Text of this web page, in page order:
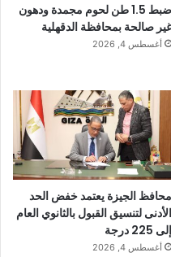
ضبط 1.5 طن لحوم مجمدة ودهون
غير صالحة بمحافظة الدقهلية
أغسطس 4, 2026
محافظ الجيزة يعتمد خفض الحد
الأدنى لتنسيق القبول بالثانوي العام
إلى 225 درجة
أغسطس 4, 2026